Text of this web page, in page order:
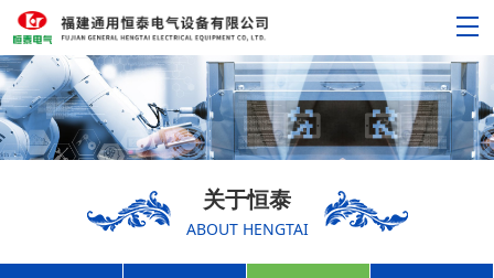
关于恒泰
ABOUT HENGTAI